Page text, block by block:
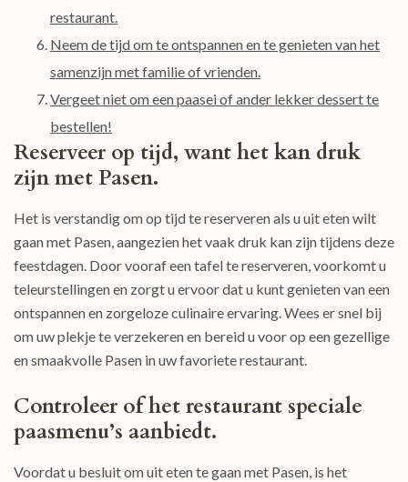
restaurant.
Neem de tijd om te ontspannen en te genieten van het
samenzijn met familie of vrienden.
Vergeet niet om een ​​paasei of ander lekker dessert te
bestellen!
Reserveer op tijd, want het kan druk
zijn met Pasen.
Het is verstandig om op tijd te reserveren als u uit eten wilt
gaan met Pasen, aangezien het vaak druk kan zijn tijdens deze
feestdagen. Door vooraf een tafel te reserveren, voorkomt u
teleurstellingen en zorgt u ervoor dat u kunt genieten van een
ontspannen en zorgeloze culinaire ervaring. Wees er snel bij
om uw plekje te verzekeren en bereid u voor op een gezellige
en smaakvolle Pasen in uw favoriete restaurant.
Controleer of het restaurant speciale
paasmenu’s aanbiedt.
Voordat u besluit om uit eten te gaan met Pasen, is het